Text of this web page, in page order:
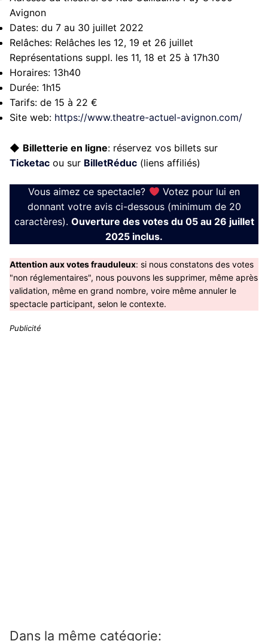
Avignon
Dates: du 7 au 30 juillet 2022
Relâches: Relâches les 12, 19 et 26 juillet
Représentations suppl. les 11, 18 et 25 à 17h30
Horaires: 13h40
Durée: 1h15
Tarifs: de 15 à 22 €
Site web: https://www.theatre-actuel-avignon.com/
◆ Billetterie en ligne: réservez vos billets sur
Ticketac ou sur BilletRéduc (liens affiliés)
Vous aimez ce spectacle?
Votez pour lui en
donnant votre avis ci-dessous (minimum de 20
caractères). Ouverture des votes du 05 au 26 juillet
2025 inclus.
Attention aux votes frauduleux: si nous constatons des votes
"non réglementaires", nous pouvons les supprimer, même après
validation, même en grand nombre, voire même annuler le
spectacle participant, selon le contexte.
Publicité
Dans la même catégorie: